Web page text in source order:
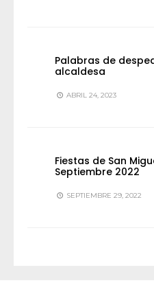
Palabras de
alcaldesa
ABRIL 24, 2023
Fiestas de San
Septiembre 2022
SEPTIEMBRE 29, 2022